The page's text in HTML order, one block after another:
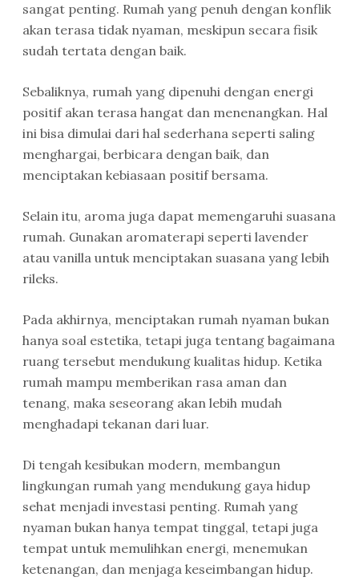
sangat penting. Rumah yang penuh dengan konflik
akan terasa tidak nyaman, meskipun secara fisik
sudah tertata dengan baik.
Sebaliknya, rumah yang dipenuhi dengan energi
positif akan terasa hangat dan menenangkan. Hal
ini bisa dimulai dari hal sederhana seperti saling
menghargai, berbicara dengan baik, dan
menciptakan kebiasaan positif bersama.
Selain itu, aroma juga dapat memengaruhi suasana
rumah. Gunakan aromaterapi seperti lavender
atau vanilla untuk menciptakan suasana yang lebih
rileks.
Pada akhirnya, menciptakan rumah nyaman bukan
hanya soal estetika, tetapi juga tentang bagaimana
ruang tersebut mendukung kualitas hidup. Ketika
rumah mampu memberikan rasa aman dan
tenang, maka seseorang akan lebih mudah
menghadapi tekanan dari luar.
Di tengah kesibukan modern, membangun
lingkungan rumah yang mendukung gaya hidup
sehat menjadi investasi penting. Rumah yang
nyaman bukan hanya tempat tinggal, tetapi juga
tempat untuk memulihkan energi, menemukan
ketenangan, dan menjaga keseimbangan hidup.